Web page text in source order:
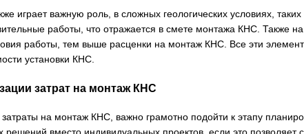
играет важную роль, в сложных геологических условиях,
работы, что отражается в смете монтажа КНС. Также
работы, тем выше расценки на монтаж КНС. Все эти
установки КНС.
затрат на монтаж КНС
на монтаж КНС, важно грамотно подойти к этапу